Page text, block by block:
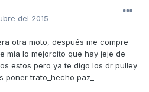
del 2015
otra moto, después me compre
mía lo mejorcito que hay jeje de
estos pero ya te digo los dr pulley
trato_hecho paz_